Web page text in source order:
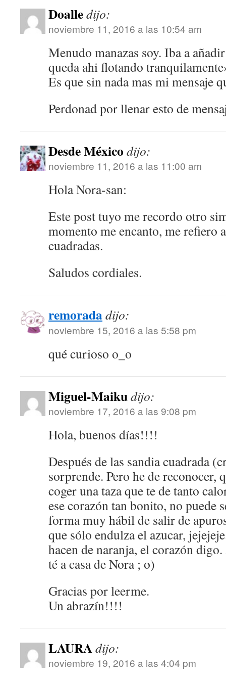
Doalledijo:
noviembre 11, 2016 a las 10:54 am
Menudo manazas soy. Iba a
queda ahi flotando
Es que sin nada mas mi mensaje
Perdonad por llenar esto de
Desde México dijo:
noviembre 11, 2016 a las 11:00 am
Hola Nora-san:
Este post tuyo me recordo otro
momento me encanto, me refiero
cuadradas.
Saludos cordiales.
remoradadijo:
noviembre 15, 2016 a las 5:58 pm
qué curioso o_o
Miguel-Maikudijo:
noviembre 17, 2016 a las 9:08 pm
Hola, buenos días!!!!
Después de las sandia cuadrada
sorprende. Pero he de reconocer,
coger una taza que te de tanto
ese corazón tan bonito, no puede
forma muy hábil de salir de
que sólo endulza el azucar,
hacen de naranja, el corazón
té a casa de Nora ; o)
Gracias por leerme.
Un abrazín!!!!
LAURAdijo:
noviembre 19, 2016 a las 4:04 pm